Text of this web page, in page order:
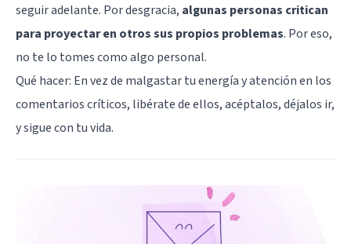
seguir adelante. Por desgracia, algunas personas critican
para proyectar en otros sus propios problemas. Por eso,
no te lo tomes como algo personal.
Qué hacer: En vez de malgastar tu energía y atención en los
comentarios críticos, libérate de ellos, acéptalos, déjalos ir,
y sigue con tu vida.